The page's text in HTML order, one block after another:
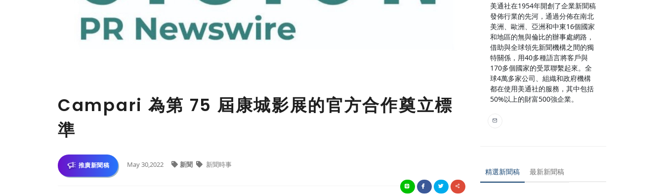
Campari 為第 75 屆康城影展的官方合作奠立標
準
推廣新聞稿 May 30,2022 新聞 新聞時事
美通社在1954年開創了企業新聞稿
發佈行業的先河，通過分佈在南北
美洲、歐洲、亞洲和中東16個國家
和地區的無與倫比的辦事處網路，
借助與全球領先新聞機構之間的獨
特關係，用40多種語言將客戶與
170多個國家的受眾聯繫起來。全
球4萬多家公司、組織和政府機構
都在使用美通社的服務，其中包括
50%以上的財富500強企業。
精選新聞稿 最新新聞稿